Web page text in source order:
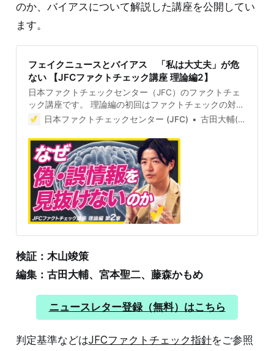
のか、バイアスについて解説した講座を公開してい
ます。
フェイクニュースとバイアス 「私は大丈夫」が危
ない 【JFCファクトチェック講座 理論編2】
日本ファクトチェックセンター（JFC）のファクトチェ
ック講座です。 理論編の初回はファクトチェックの対
象、偽・誤情報の定義や分類について解説しました。第
その原因となる「認知バイアス」について説明します。
(本編は動画でご覧ください。この記事は概要をまとめて
います) 認知バイアスとは 認知バイアスとは、自分自身
の経験などに基づいて無意識のうちに非合理な考えをし
てしまうこと。誰しもが持っている偏りや先入観のこと
を指します。 騙す側は認知バイアスを意識的・無意識的
に利用して偽情報を作るため、そのテクニックを知るこ
とで騙されにくくなります。 ミュラーリヤーの錯視？
第0回で紹介したミュラーリヤーの錯視を覚えています
か？矢印が内向きになっている方が長く見える錯覚で
す。 💡しばらくこの図を見てから、下にスクロールして
ください！ この図をみた瞬間に「上の方が長く見えるけ
思いましたよね。 それがあなたのバイアスです。実はこ
れ、ひっかけ問題なんです。 わかり
日本ファクトチェックセンター (JFC) 古田大輔(Daisuke Furuta)
検証：木山竣策
編集：古田大輔、宮本聖二、藤森かもめ
ニュースレター登録（無料）はこちら
判定基準などはJFCファクトチェック指針をご参照